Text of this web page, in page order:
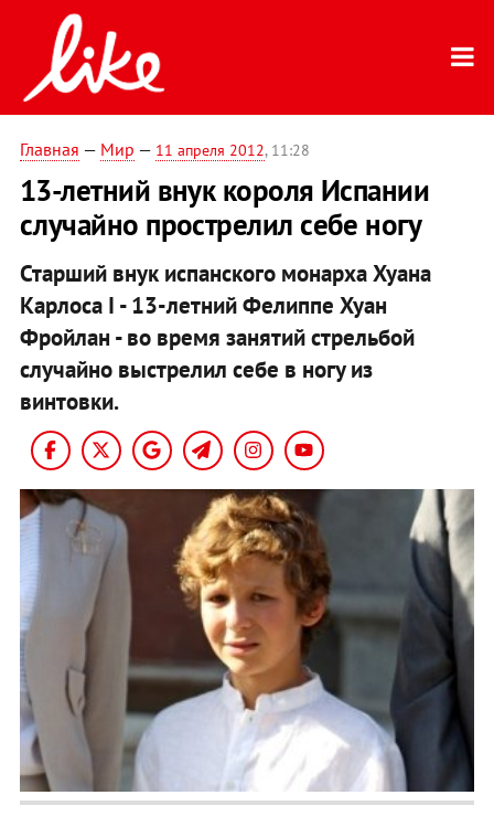
Главная — Мир — 11 апреля 2012, 11:28
13-летний внук короля Испании
случайно прострелил себе ногу
Старший внук испанского монарха Хуана
Карлоса I - 13-летний Фелиппе Хуан
Фройлан - во время занятий стрельбой
случайно выстрелил себе в ногу из
винтовки.